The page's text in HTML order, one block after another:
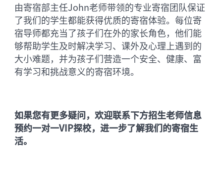
由寄宿部主任John老师带领的专业寄宿团队保证
了我们的学生都能获得优质的寄宿体验。每位寄
宿导师都充当了孩子们在外的家长角色，他们能
够帮助学生及时解决学习、课外及心理上遇到的
大小难题，并为孩子们营造一个安全、健康、富
有学习和挑战意义的寄宿环境。
如果您有更多疑问，欢迎联系下方招生老师信息
预约一对一VIP探校，进一步了解我们的寄宿生
活。